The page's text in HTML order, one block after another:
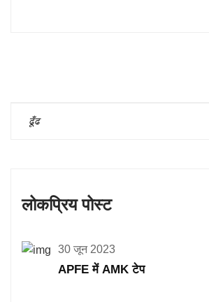
लोकप्रिय पोस्ट
30 जून 2023
APFE में AMK टेप